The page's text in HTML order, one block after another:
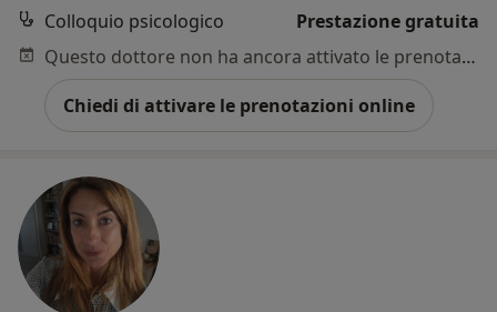
Colloquio psicologico
Prestazione gratuita
Questo dottore non ha ancora attivato le prenotazioni online presso questo indirizzo.
Chiedi di attivare le prenotazioni online